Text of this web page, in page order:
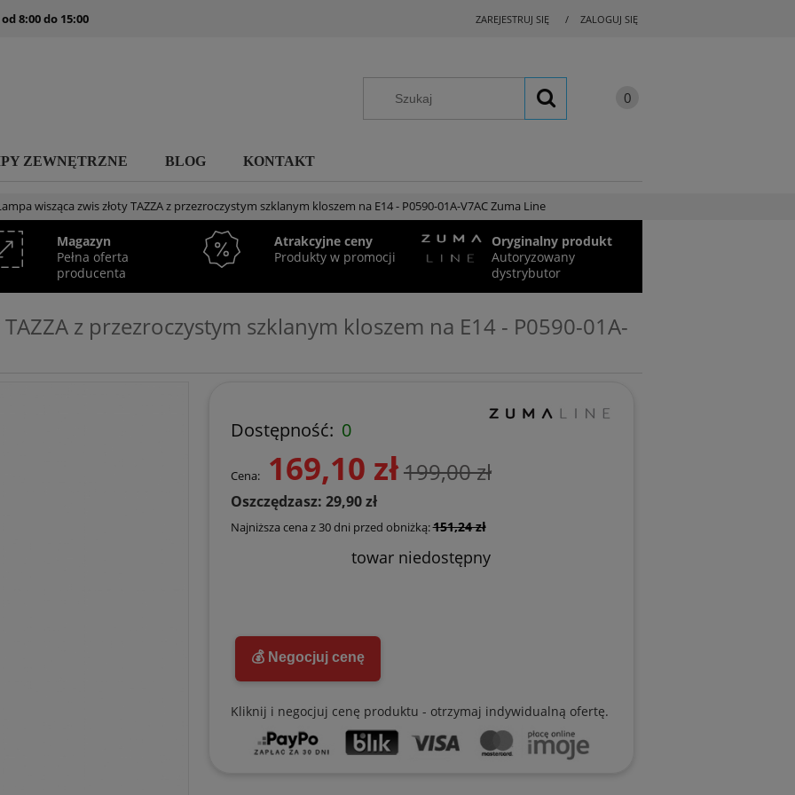
ZAREJESTRUJ SIĘ ZALOGUJ SIĘ
8:00 do 15:00
ZEWNĘTRZNE BLOG KONTAKT
wisząca zwis złoty TAZZA z przezroczystym szklanym kloszem na E14 - P0590-01A-V7AC Zuma Line
Magazyn
Pełna oferta
producenta
Atrakcyjne ceny
Produkty w promocji
Oryginalny produkt
Autoryzowany
dystrybutor
z przezroczystym szklanym kloszem na E14 - P0590-01A-
Dostępność: 0
Cena: 169,10 zł199,00 zł
Oszczędzasz: 29,90 zł
Najniższa cena z 30 dni przed obniżką:151,24 zł
towar niedostępny
💰 Negocjuj cenę
Kliknij i negocjuj cenę produktu - otrzymaj indywidualną ofertę.